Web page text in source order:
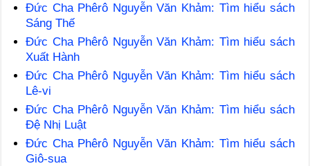
Đức Cha Phêrô Nguyễn Văn Khảm: Tìm hiểu sách
Sáng Thế
Đức Cha Phêrô Nguyễn Văn Khảm: Tìm hiểu sách
Xuất Hành
Đức Cha Phêrô Nguyễn Văn Khảm: Tìm hiểu sách
Lê-vi
Đức Cha Phêrô Nguyễn Văn Khảm: Tìm hiểu sách
Đệ Nhị Luật
Đức Cha Phêrô Nguyễn Văn Khảm: Tìm hiểu sách
Giô-sua